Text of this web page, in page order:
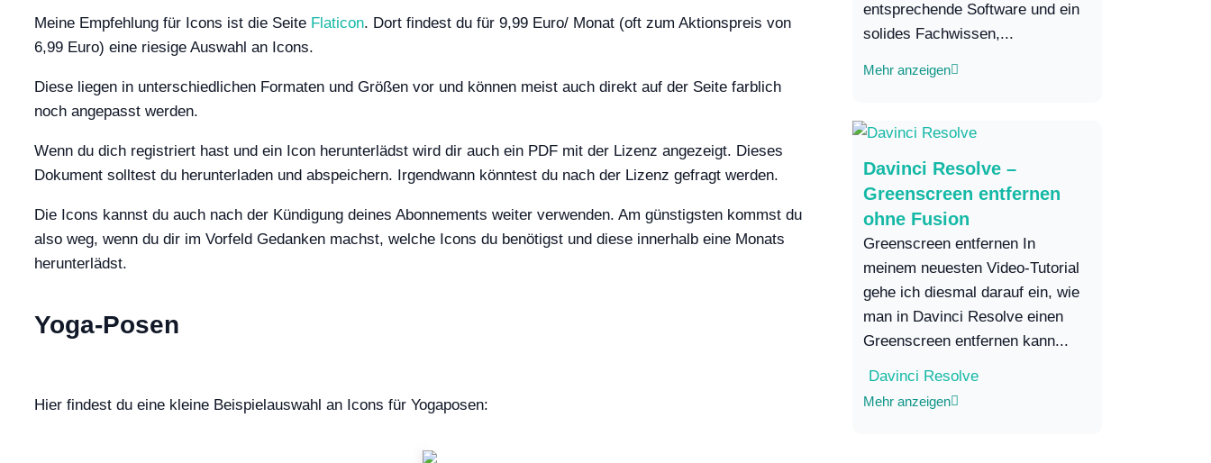
Meine Empfehlung für Icons ist die Seite Flaticon. Dort findest du für 9,99 Euro/ Monat (oft zum Aktionspreis von
6,99 Euro) eine riesige Auswahl an Icons.
Diese liegen in unterschiedlichen Formaten und Größen vor und können meist auch direkt auf der Seite farblich
noch angepasst werden.
Wenn du dich registriert hast und ein Icon herunterlädst wird dir auch ein PDF mit der Lizenz angezeigt. Dieses
Dokument solltest du herunterladen und abspeichern. Irgendwann könntest du nach der Lizenz gefragt werden.
Die Icons kannst du auch nach der Kündigung deines Abonnements weiter verwenden. Am günstigsten kommst du
also weg, wenn du dir im Vorfeld Gedanken machst, welche Icons du benötigst und diese innerhalb eine Monats
herunterlädst.
Yoga-Posen
Hier findest du eine kleine Beispielauswahl an Icons für Yogaposen:
entsprechende Software und ein
solides Fachwissen,...
Mehr anzeigen
Davinci Resolve –
Greenscreen entfernen
ohne Fusion
Greenscreen entfernen In
meinem neuesten Video-Tutorial
gehe ich diesmal darauf ein, wie
man in Davinci Resolve einen
Greenscreen entfernen kann...
Davinci Resolve
Mehr anzeigen